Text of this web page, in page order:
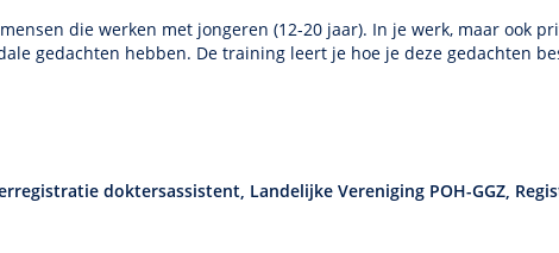
die werken met jongeren (12-20 jaar). In je werk, maar ook
gedachten hebben. De training leert je hoe je deze gedachten
doktersassistent, Landelijke Vereniging POH-GGZ,